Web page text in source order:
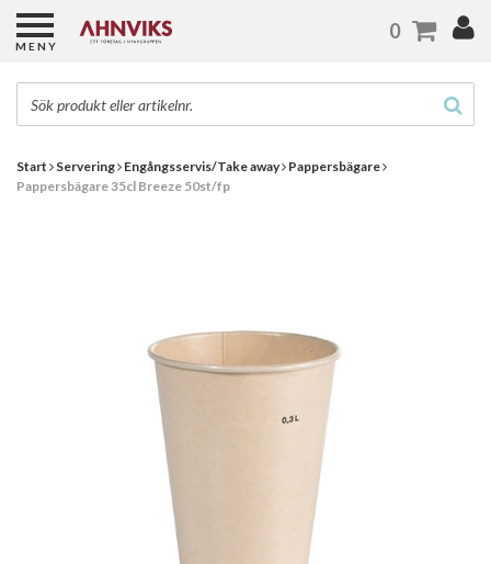
Start Servering Engångsservis/Take away Pappersbägare
Pappersbägare 35cl Breeze 50st/fp
MENY
0